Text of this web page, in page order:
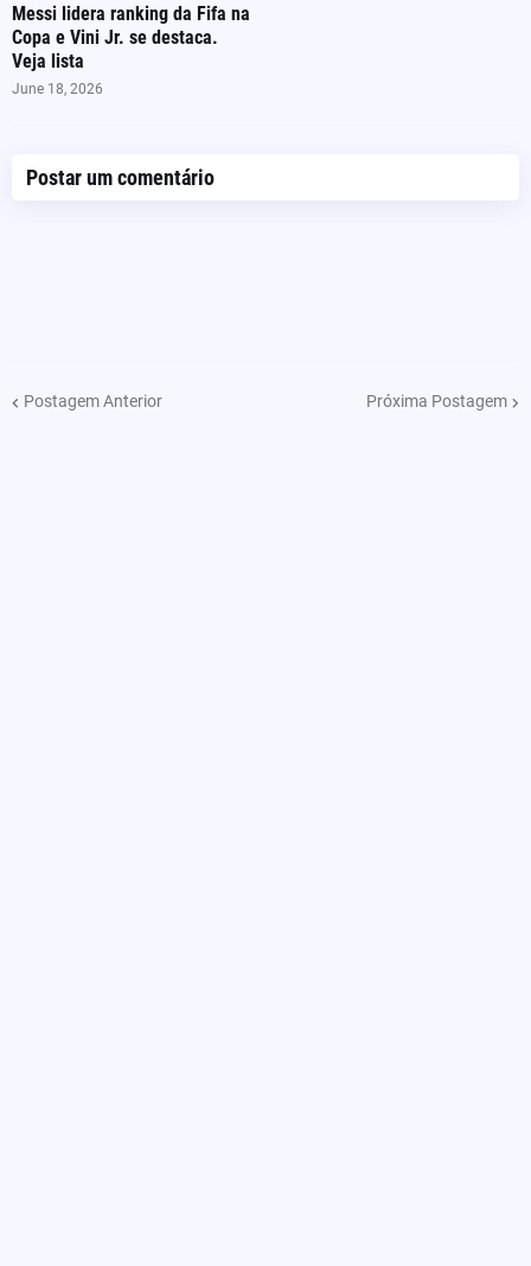
Messi lidera ranking da Fifa na
Copa e Vini Jr. se destaca.
Veja lista
June 18, 2026
Postar um comentário
Postagem Anterior Próxima Postagem